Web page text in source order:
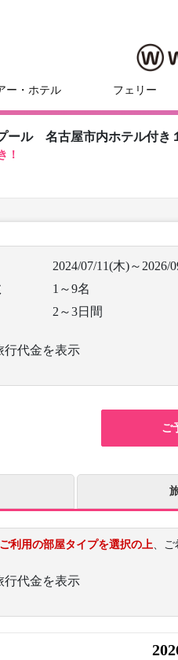
ー・ホテル フェリー
ール 名古屋市内ホテル付き
！
2024/07/11(木)～2026/
1～9名
2～3日間
行代金を表示
ご
ご利用の部屋タイプを選択の上、ご
行代金を表示